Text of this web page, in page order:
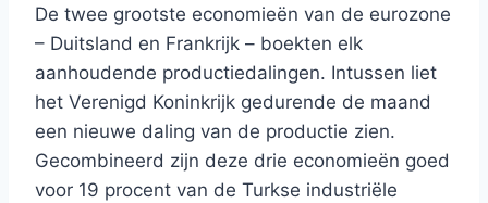
De twee grootste economieën van de eurozone
– Duitsland en Frankrijk – boekten elk
aanhoudende productiedalingen. Intussen liet
het Verenigd Koninkrijk gedurende de maand
een nieuwe daling van de productie zien.
Gecombineerd zijn deze drie economieën goed
voor 19 procent van de Turkse industriële